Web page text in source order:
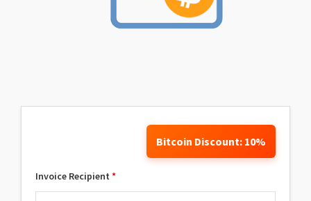
Bitcoin Discount: 10%
Invoice Recipient *